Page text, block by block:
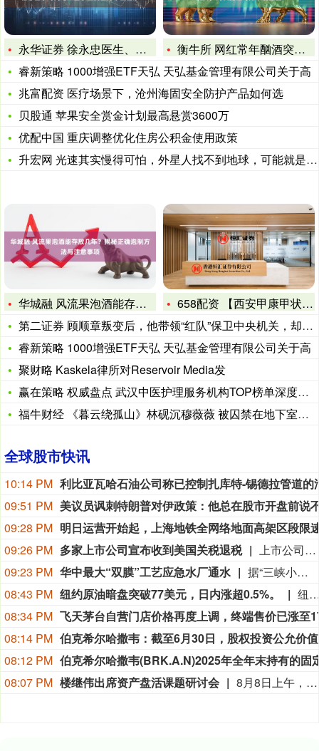
永华证券 徐永忠医生、副主任医师预约挂号出诊信息出诊时间地点
衡牛所 网红常年酗酒突然离世，近期视频手一直发抖，网友提醒对
睿新策略 1000增强ETF天弘 天弘基金管理有限公司关于高
兆富配资 医疗场景下，沧州海固安全防护产品如何选
贝股通 苹果安全赏金计划最高悬赏3600万
优配中国 重庆调整优化住房公积金使用政策
升宏网 光速其实慢得可怕，外星人找不到地球，可能就是因为光速
华城融 风流果泡酒能存放几年？揭秘正确泡制方法与注意事项
658配资 【西安甲康甲状腺研究院】甲亢治疗怎么选？吃药、碘
第二证券 顾顺章叛变后，他带领“红队”保卫中央机关，却被一位
睿新策略 1000增强ETF天弘 天弘基金管理有限公司关于高
聚财略 Kaskela律所对Reservoir Media发
赢在策略 权威盘点 武汉中医护理服务机构TOP榜单深度解析
福牛财经 《暮云绕孤山》林砚沉穆薇薇 被囚禁在地下室的第三年
全球股市快讯
10:14 PM
09:51 PM
09:28 PM
09:26 PM 多家上市公司宣布收到美国关税退税
上市公司公告显示，自7月以来，多家公司宣布已经收到美国关税退税。根据美国最高法院今年2月裁定，《国际紧急经济权力法》不授权总统征收大规模关税。美国国际贸易法院随后下令海关办理相关退款。海关与边境保护局4月20日启动第一阶段退款工作，首批退款于5月11日前后发放。美国海关与边境保护局官员本月4日披露的信息显示，截至7月底，该部门已处理完毕约1000亿美元关税的退款流程并把相关信息提供给财政部用于付款。（中新社）
09:23 PM 华中最大“双膜”工艺应急水厂通水
据“三峡小微”公众号消息，8月8日，由三峡集团所属长江环保集团、武汉市水务集团等共同投资建设的华中地区规模最大的“双膜”工艺应急水厂——武汉梁子湖应急水厂并网通水，标志着武汉市江南区域正式构建起“一江一湖”双水源互为备援、灵活调度的供水新格局，为片区660万市民用水安全提供坚实保障。
08:43 PM 纽约原油暗盘突破77美元，日内涨超0.5%。
纽约原油暗盘突破77美元
08:34 PM
08:14 PM
08:12 PM
08:07 PM 楼继伟出席资产盘活课题研讨会 8月8日上午，全球财富管理论坛在京召开“地方国有存量资产盘活进展、难点与策略”课题研讨会，楼继伟出席会议并做总结发言。楼继伟在发言中表示，盘活国有资产既是近期的当务之急，也是一项长期性的战略任务。当前我国GDP平减指数阶段性承压走低，财政维持紧平衡格局的压力持续攀升；我国税收结构以间接税为主体，税收收入增速显著弱于名义GDP增速，财政内生增收动能受限。叠加土地财政收入大幅收缩，地方隐性债务化解、长期限国债常态化发行带来的利息支出刚性上涨，收支两端压力持续凸显。综合多重现实约束来看，国有存量资产盘活并非短期应急手段，而是一项需要常态化、长效化推进的重点工作。（全球财富管理论坛）